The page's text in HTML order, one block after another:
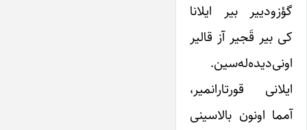
گؤزو‌دییر بیر ایلانا
کی بیر قَجیر آز قالیر
اونی‌دیده‌له‌سین.
ایلانی قورتارانمیر،
آمما اونون بالاسینی